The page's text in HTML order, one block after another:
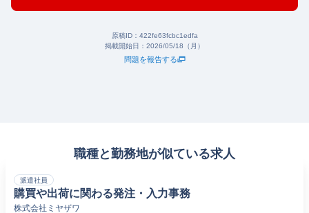
原稿ID： 422fe63fcbc1edfa
掲載開始日： 2026/05/18（月）
問題を報告する
職種と勤務地が似ている求人
派遣社員
購買や出荷に関わる発注・入力事務
株式会社ミヤザワ